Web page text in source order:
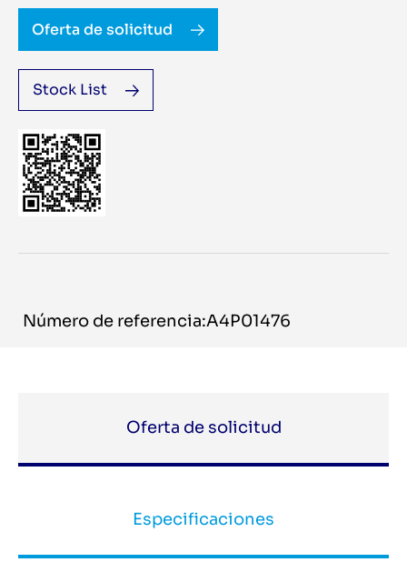
Oferta de solicitud
Stock List
Número de referencia:A4P01476
Oferta de solicitud
Especificaciones